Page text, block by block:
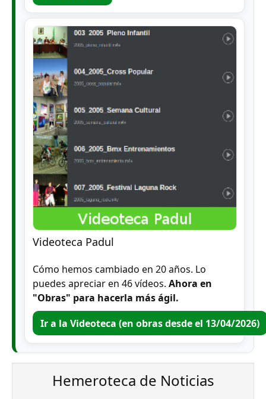
Videoteca Padul
Cómo hemos cambiado en 20 años. Lo
puedes apreciar en 46 vídeos. Ahora en
"Obras" para hacerla más ágil.
Ir a la Videoteca (en obras desde el 13/04/2026)
Hemeroteca de Noticias